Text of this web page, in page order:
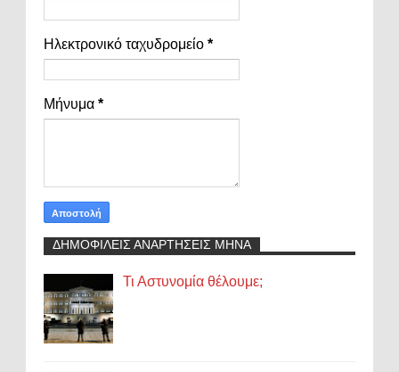
Ηλεκτρονικό ταχυδρομείο *
Μήνυμα *
ΔΗΜΟΦΙΛΕΙΣ ΑΝΑΡΤΗΣΕΙΣ ΜΗΝΑ
Τι Αστυνομία θέλουμε;